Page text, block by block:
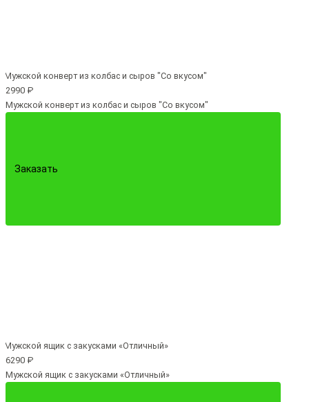
2990 ₽
Мужской конверт из колбас и сыров "Со вкусом"
Заказать
6290 ₽
Мужской ящик с закусками «Отличный»